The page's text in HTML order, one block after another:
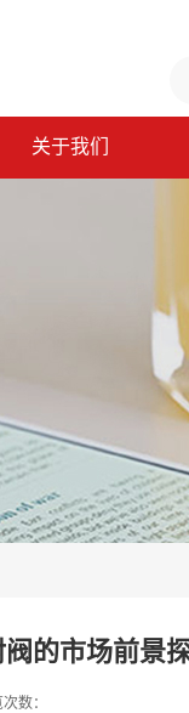
关于我们
的市场前景
数：